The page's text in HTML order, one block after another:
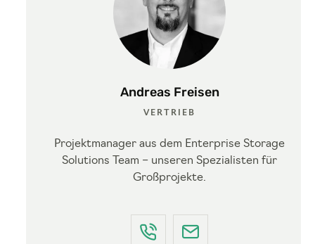
Andreas Freisen
VERTRIEB
Projektmanager aus dem Enterprise Storage
Solutions Team – unseren Spezialisten für
Großprojekte.